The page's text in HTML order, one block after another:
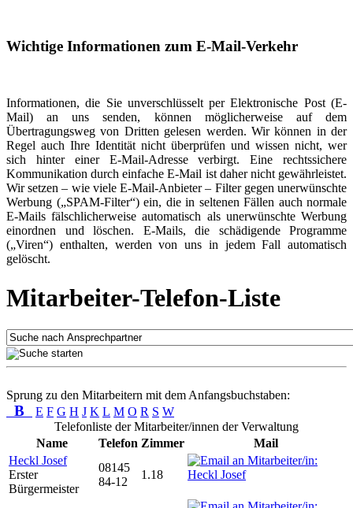
Wichtige Informationen zum E-Mail-Verkehr
Informationen, die Sie unverschlüsselt per Elektronische Post (E-
Mail) an uns senden, können möglicherweise auf dem
Übertragungsweg von Dritten gelesen werden. Wir können in der
Regel auch Ihre Identität nicht überprüfen und wissen nicht, wer
sich hinter einer E-Mail-Adresse verbirgt. Eine rechtssichere
Kommunikation durch einfache E-Mail ist daher nicht gewährleistet.
Wir setzen – wie viele E-Mail-Anbieter – Filter gegen unerwünschte
Werbung („SPAM-Filter“) ein, die in seltenen Fällen auch normale
E-Mails fälschlicherweise automatisch als unerwünschte Werbung
einordnen und löschen. E-Mails, die schädigende Programme
(„Viren“) enthalten, werden von uns in jedem Fall automatisch
gelöscht.
Mitarbeiter-Telefon-Liste
Sprung zu den Mitarbeitern mit dem Anfangsbuchstaben:
B E F G H J K L M O R S W
Telefonliste der Mitarbeiter/innen der Verwaltung
Name
Telefon Zimmer
Mail
Heckl Josef
Erster
Bürgermeister
08145
84-12
1.18